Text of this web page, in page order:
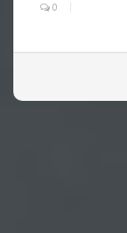
0